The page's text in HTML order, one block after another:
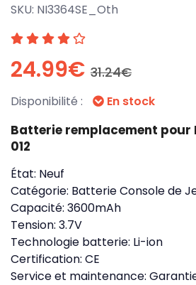
SKU: NI3364SE_Oth
24.99€ 31.24€
Disponibilité : En stock
Batterie remplacement pour
012
État: Neuf
Catégorie: Batterie Console de
Capacité: 3600mAh
Tension: 3.7V
Technologie batterie: Li-ion
Certification: CE
Service et maintenance: